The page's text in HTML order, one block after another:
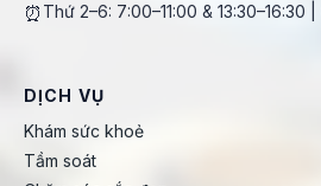
⏰ Thứ 2–6: 7:00–11:00 & 13:30–16:30
DỊCH VỤ
Khám sức khoẻ
Tầm soát